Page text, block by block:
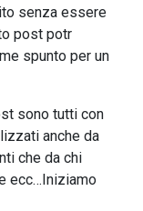
senza essere
post potr
spunto per un
sono tutti con
anche da
che da chi
ecc…Iniziamo